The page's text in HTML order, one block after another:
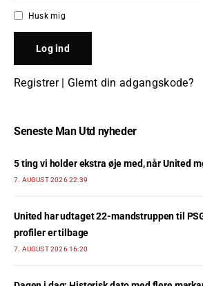
Husk mig
Registrer| Glemt din adgangskode?
Seneste Man Utd nyheder
5 ting vi holder ekstra øje med, når United
7. AUGUST 2026 22:39
United har udtaget 22-mandstruppen til
profiler er tilbage
7. AUGUST 2026 16:20